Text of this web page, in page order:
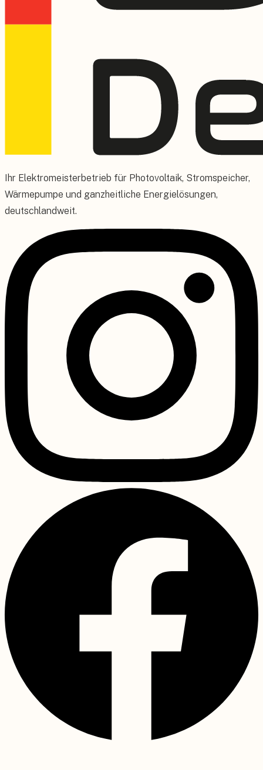
Ihr Elektromeisterbetrieb für Photovoltaik, Stromspeicher,
Wärmepumpe und ganzheitliche Energielösungen,
deutschlandweit.